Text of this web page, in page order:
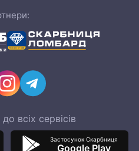
всіх сервісів
Застосунок Скарбниця
Google Play